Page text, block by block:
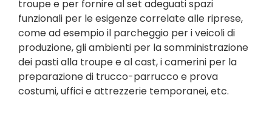
troupe e per fornire al set adeguati spazi
funzionali per le esigenze correlate alle riprese,
come ad esempio il parcheggio per i veicoli di
produzione, gli ambienti per la somministrazione
dei pasti alla troupe e al cast, i camerini per la
preparazione di trucco-parrucco e prova
costumi, uffici e attrezzerie temporanei, etc.